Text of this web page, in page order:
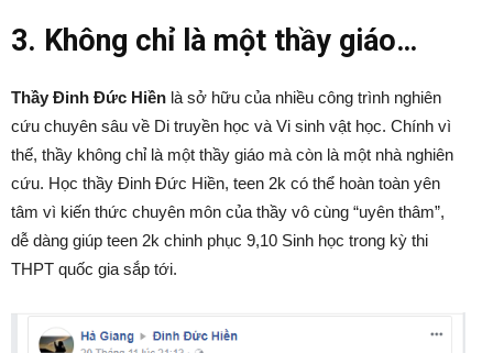
3. Không chỉ là một thầy giáo…
Thầy Đinh Đức Hiền là sở hữu của nhiều công trình nghiên
cứu chuyên sâu về Di truyền học và Vi sinh vật học. Chính vì
thế, thầy không chỉ là một thầy giáo mà còn là một nhà nghiên
cứu. Học thầy Đinh Đức Hiền, teen 2k có thể hoàn toàn yên
tâm vì kiến thức chuyên môn của thầy vô cùng “uyên thâm”,
dễ dàng giúp teen 2k chinh phục 9,10 Sinh học trong kỳ thi
THPT quốc gia sắp tới.